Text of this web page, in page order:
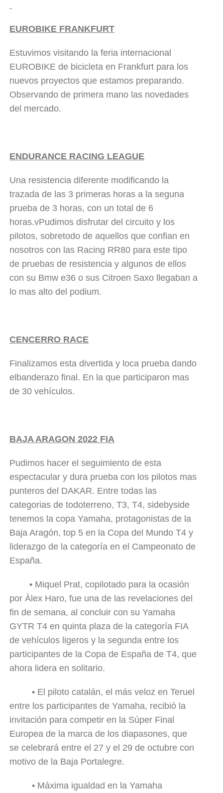
EUROBIKE FRANKFURT
Estuvimos visitando la feria internacional
EUROBIKE de bicicleta en Frankfurt para los
nuevos proyectos que estamos preparando.
Observando de primera mano las novedades
del mercado.
ENDURANCE RACING LEAGUE
Una resistencia diferente modificando la
trazada de las 3 primeras horas a la seguna
prueba de 3 horas, con un total de 6
horas.vPudimos disfrutar del circuito y los
pilotos, sobretodo de aquellos que confian en
nosotros con las Racing RR80 para este tipo
de pruebas de resistencia y algunos de ellos
con su Bmw e36 o sus Citroen Saxo llegaban a
lo mas alto del podium.
CENCERRO RACE
Finalizamos esta divertida y loca prueba dando
elbanderazo final. En la que participaron mas
de 30 vehículos.
BAJA ARAGON 2022 FIA
Pudimos hacer el seguimiento de esta
espectacular y dura prueba con los pilotos mas
punteros del DAKAR. Entre todas las
categorias de todoterreno, T3, T4, sidebyside
tenemos la copa Yamaha, protagonistas de la
Baja Aragón, top 5 en la Copa del Mundo T4 y
liderazgo de la categoría en el Campeonato de
España.
• Miquel Prat, copilotado para la ocasión
por Àlex Haro, fue una de las revelaciones del
fin de semana, al concluir con su Yamaha
GYTR T4 en quinta plaza de la categoría FIA
de vehículos ligeros y la segunda entre los
participantes de la Copa de España de T4, que
ahora lidera en solitario.
• El piloto catalán, el más veloz en Teruel
entre los participantes de Yamaha, recibió la
invitación para competir en la Súper Final
Europea de la marca de los diapasones, que
se celebrará entre el 27 y el 29 de octubre con
motivo de la Baja Portalegre.
• Máxima igualdad en la Yamaha